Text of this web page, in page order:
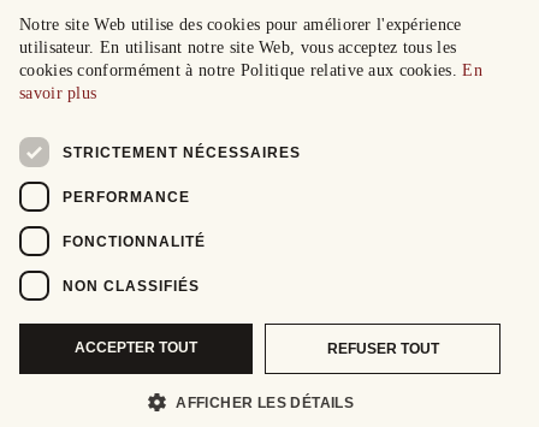
Notre site Web utilise des cookies pour améliorer l'expérience
utilisateur. En utilisant notre site Web, vous acceptez tous les
cookies conformément à notre Politique relative aux cookies.En
savoir plus
STRICTEMENT NÉCESSAIRES
PERFORMANCE
FONCTIONNALITÉ
NON CLASSIFIÉS
ACCEPTER TOUT REFUSER TOUT
AFFICHER LES DÉTAILS